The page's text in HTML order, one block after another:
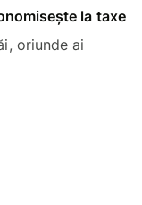
la taxe
oriunde ai